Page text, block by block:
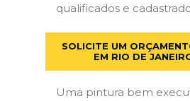
qualificados e
SOLICITE UM
EM RIO DE
Uma pintura bem